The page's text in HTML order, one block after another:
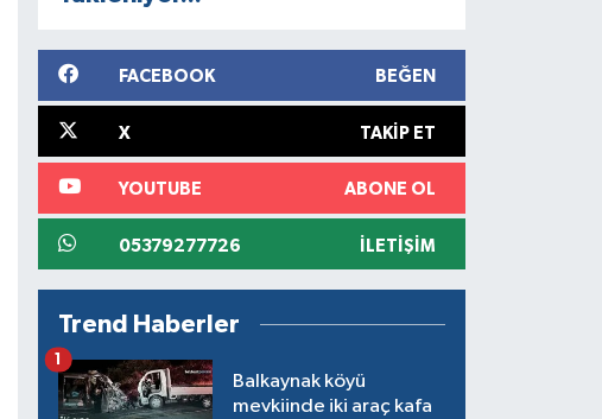
FACEBOOK BEĞEN
X TAKIP ET
YOUTUBE ABONE OL
05379277726 İLETIŞIM
Trend Haberler
Balkaynak köyü
mevkiinde iki araç kafa
1